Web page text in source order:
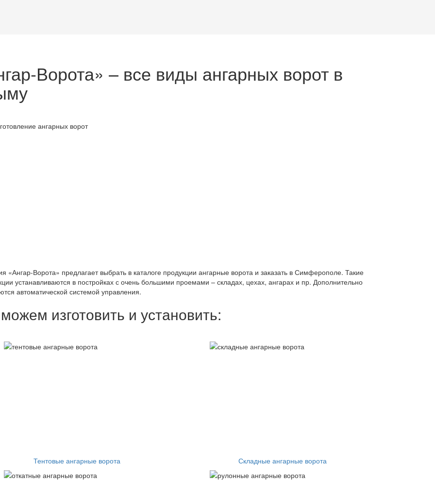
Ворота» – все виды ангарных ворот в
«Ангар-Ворота» предлагает выбрать в каталоге продукции ангарные ворота и заказать в Симферополе. Такие
устанавливаются в постройках с очень большими проемами – складах, цехах, ангарах и пр. Дополнительно
автоматической системой управления.
изготовить и установить:
Тентовые ангарные ворота Складные ангарные ворота